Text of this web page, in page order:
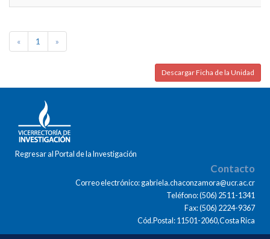
« 1 »
Descargar Ficha de la Unidad
Regresar al Portal de la Investigación
Contacto
Correo electrónico: gabriela.chaconzamora@ucr.ac.cr
Teléfono: (506) 2511-1341
Fax: (506) 2224-9367
Cód.Postal: 11501-2060,Costa Rica